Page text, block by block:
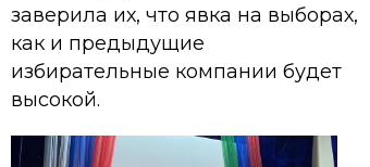
заверила их, что явка на выборах,
как и предыдущие
избирательные компании будет
высокой.